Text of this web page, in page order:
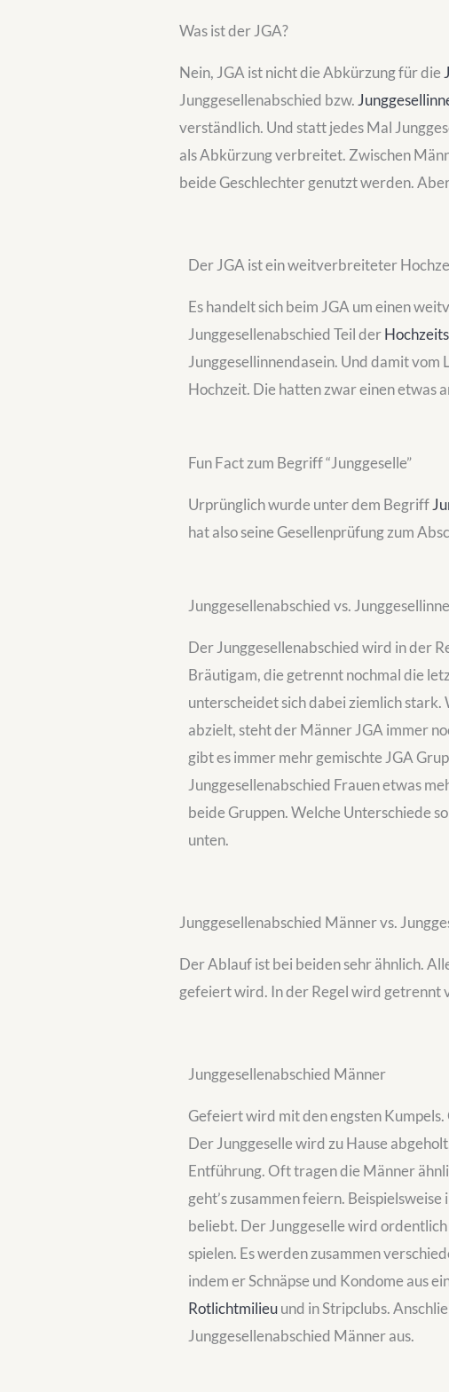
Was ist der JGA?
Nein, JGA ist nicht die Abkürzung für die
Junggesellenabschied bzw.
verständlich. Und statt jedes Mal
als Abkürzung verbreitet. Zwischen
beide Geschlechter genutzt werden.
Der JGA ist ein weitverbreiteter
Es handelt sich beim JGA um einen
Junggesellenabschied Teil der
Junggesellinnendasein. Und damit vom
Hochzeit. Die hatten zwar einen etwas
Fun Fact zum Begriff “Junggeselle”
Urprünglich wurde unter dem Begriff
hat also seine Gesellenprüfung zum
Junggesellenabschied vs.
Der Junggesellenabschied wird in der
Bräutigam, die getrennt nochmal die
unterscheidet sich dabei ziemlich
abzielt, steht der Männer JGA immer
gibt es immer mehr gemischte JGA
Junggesellenabschied Frauen etwas
beide Gruppen. Welche Unterschiede
unten.
Junggesellenabschied Männer vs.
Der Ablauf ist bei beiden sehr ähnlich.
gefeiert wird. In der Regel wird getrennt
Junggesellenabschied Männer
Gefeiert wird mit den engsten
Der Junggeselle wird zu Hause
Entführung. Oft tragen die Männer
geht’s zusammen feiern. Beispielsweise
beliebt. Der Junggeselle wird
spielen. Es werden zusammen
indem er Schnäpse und Kondome aus
Rotlichtmilieuund in Stripclubs.
Junggesellenabschied Männer aus.